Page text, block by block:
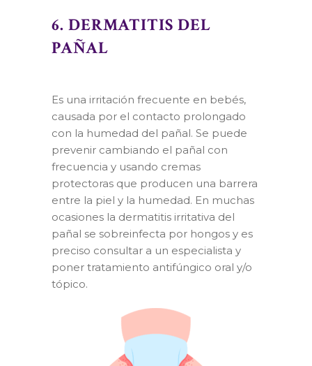
6. DERMATITIS DEL
PAÑAL
Es una irritación frecuente en bebés,
causada por el contacto prolongado
con la humedad del pañal. Se puede
prevenir cambiando el pañal con
frecuencia y usando cremas
protectoras que producen una barrera
entre la piel y la humedad. En muchas
ocasiones la dermatitis irritativa del
pañal se sobreinfecta por hongos y es
preciso consultar a un especialista y
poner tratamiento antifúngico oral y/o
tópico.